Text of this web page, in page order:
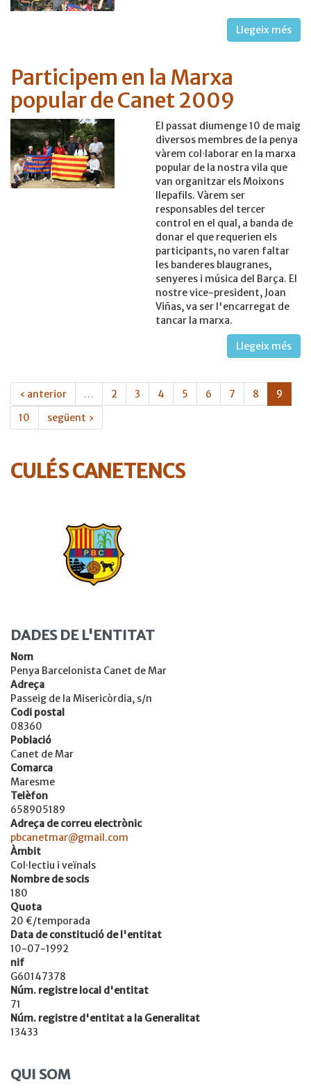
Llegeix més
Participem en la Marxa
popular de Canet 2009
El passat diumenge 10 de maig
diversos membres de la penya
vàrem col·laborar en la marxa
popular de la nostra vila que
van organitzar els Moixons
llepafils. Vàrem ser
responsables del tercer
control en el qual, a banda de
donar el que requerien els
participants, no varen faltar
les banderes blaugranes,
senyeres i música del Barça. El
nostre vice-president, Joan
Viñas, va ser l'encarregat de
tancar la marxa.
Llegeix més
‹ anterior … 2 3 4 5 6 7 8
9
10
següent ›
CULÉS CANETENCS
DADES DE L'ENTITAT
Nom
Penya Barcelonista Canet de Mar
Adreça
Passeig de la Misericòrdia, s/n
Codi postal
08360
Població
Canet de Mar
Comarca
Maresme
Telèfon
658905189
Adreça de correu electrònic
pbcanetmar@gmail.com
Àmbit
Col·lectiu i veïnals
Nombre de socis
180
Quota
20 €/temporada
Data de constitució de l'entitat
10-07-1992
nif
G60147378
Núm. registre local d'entitat
71
Núm. registre d'entitat a la Generalitat
13433
QUI SOM